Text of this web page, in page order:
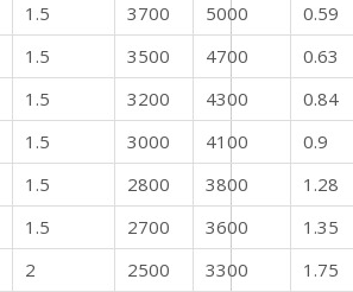
1.5 3700 5000
0.59
1.5 3500 4700
0.63
1.5 3200 4300
0.84
1.5 3000 4100
0.9
1.5 2800 3800
1.28
1.5 2700 3600
1.35
2 2500 3300
1.75